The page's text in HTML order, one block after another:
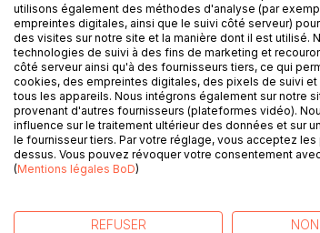
D’AUTRES
utilisons également des méthodes d'analyse (par
empreintes digitales, ainsi que le suivi côté serveur)
des visites sur notre site et la manière dont il est utilisé.
technologies de suivi à des fins de marketing et
côté serveur ainsi qu'à des fournisseurs tiers, ce qui
cookies, des empreintes digitales, des pixels de suivi et
tous les appareils. Nous intégrons également sur notre
provenant d'autres fournisseurs (plateformes vidéo).
influence sur le traitement ultérieur des données et sur
le fournisseur tiers. Par votre réglage, vous acceptez
dessus. Vous pouvez révoquer votre consentement
(Mentions légales BoD)
REFUSER